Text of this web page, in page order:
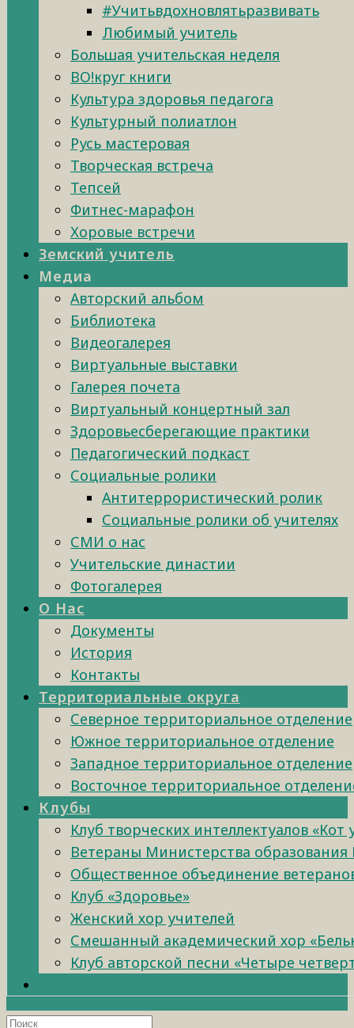
#Учитьвдохновлятьразвивать
Любимый учитель
Большая учительская неделя
ВО!круг книги
Культура здоровья педагога
Культурный полиатлон
Русь мастеровая
Творческая встреча
Тепсей
Фитнес-марафон
Хоровые встречи
Земский учитель
Медиа
Авторский альбом
Библиотека
Видеогалерея
Виртуальные выставки
Галерея почета
Виртуальный концертный зал
Здоровьесберегающие практики
Педагогический подкаст
Социальные ролики
Антитеррористический ролик
Социальные ролики об учителях
СМИ о нас
Учительские династии
Фотогалерея
О Нас
Документы
История
Контакты
Территориальные округа
Северное территориальное отделение
Южное территориальное отделение
Западное территориальное отделение
Восточное территориальное
Клубы
Клуб творческих интеллектуалов «Кот
Ветераны Министерства образования
Общественное объединение
Клуб «Здоровье»
Женский хор учителей
Смешанный академический хор
Клуб авторской песни «Четыре